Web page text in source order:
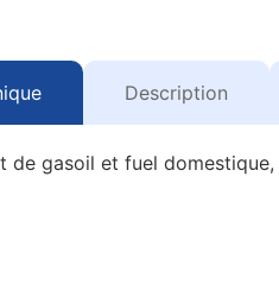
Description
gasoil et fuel